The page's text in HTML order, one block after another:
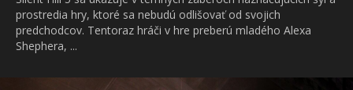
prostredia hry, ktoré sa nebudú odlišovať od svojich
predchodcov. Tentoraz hráči v hre preberú mladého Alexa
Shephera, ...